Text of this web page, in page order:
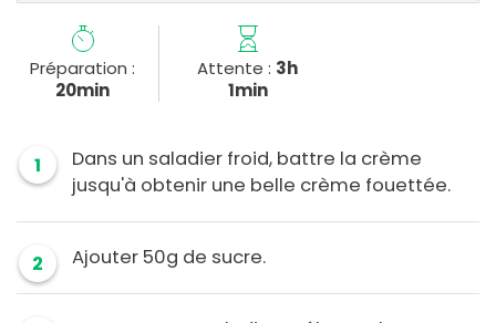
Préparation :
20min
Attente : 3h
1min
1
Dans un saladier froid, battre la crème
jusqu'à obtenir une belle crème fouettée.
2 Ajouter 50g de sucre.